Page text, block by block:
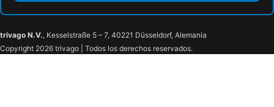
trivago N.V., Kesselstraße 5 – 7, 40221 Düsseldorf, Alemania
Copyright 2026 trivago | Todos los derechos reservados.